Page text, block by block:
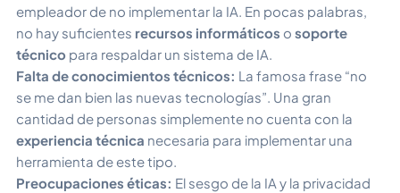
empleador de no implementar la IA. En pocas palabras,
no hay suficientes recursos informáticos o soporte
técnico para respaldar un sistema de IA.
Falta de conocimientos técnicos: La famosa frase “no
se me dan bien las nuevas tecnologías”. Una gran
cantidad de personas simplemente no cuenta con la
experiencia técnica necesaria para implementar una
herramienta de este tipo.
Preocupaciones éticas: El sesgo de la IA y la privacidad